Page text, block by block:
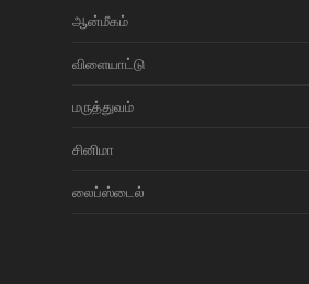
ஆன்மீகம்
விளையாட்டு
மரு‌த்துவ‌ம்
சினிமா
லைப்ஸ்டைல்